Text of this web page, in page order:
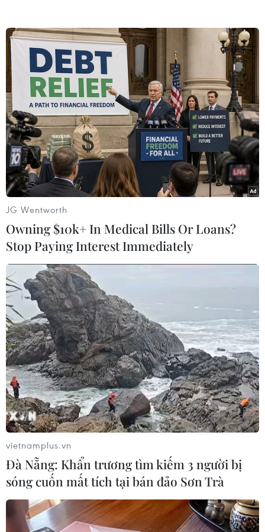
vong, hung thủ bị bắn hạ]
Cảnh sát hiện đang tiến hành rà soát, tìm kiếm
nhân chứng, và thu thập thông tin về vụ xả
súng. Hiện chưa thể xác định có bao nhiêu kẻ
tình nghi trong vụ việc.
Những người bị thương đã được đưa đến bệnh
viện và hiện chưa rõ tình trạng của những
người này. Cảnh sát cho biết họ tìm thấy những
người bị thương ở các địa điểm khác nhau./.
#Canada #Xả súng
#Thiệt mạng
#Người bị thương
Canada
Theo dõi VietnamPlus
JG Wentworth
Owning $10k+ In Medical Bills Or Loans?
Stop Paying Interest Immediately
vietnamplus.vn
Đà Nẵng: Khẩn trương tìm kiếm 3 người bị
sóng cuốn mất tích tại bán đảo Sơn Trà